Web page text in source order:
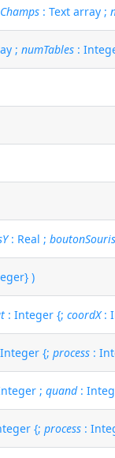
: Text array ;
;numTables :
: Real ;boutonSouris
)
: Integer {;coordX:
{;process :
;quand:
{;process :